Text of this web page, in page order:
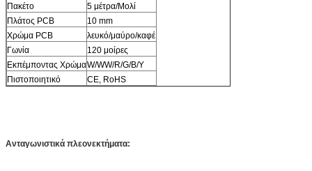
Πακέτο
5 μέτρα/Μολί
Πλάτος PCB
10 mm
Χρώμα PCB
λευκό/μαύρο/καφέ
Γωνία
120 μοίρες
Εκπέμποντας ΧρώμαW/WW/R/G/B/Y
Πιστοποιητικό
CE, RoHS
Ανταγωνιστικά πλεονεκτήματα: